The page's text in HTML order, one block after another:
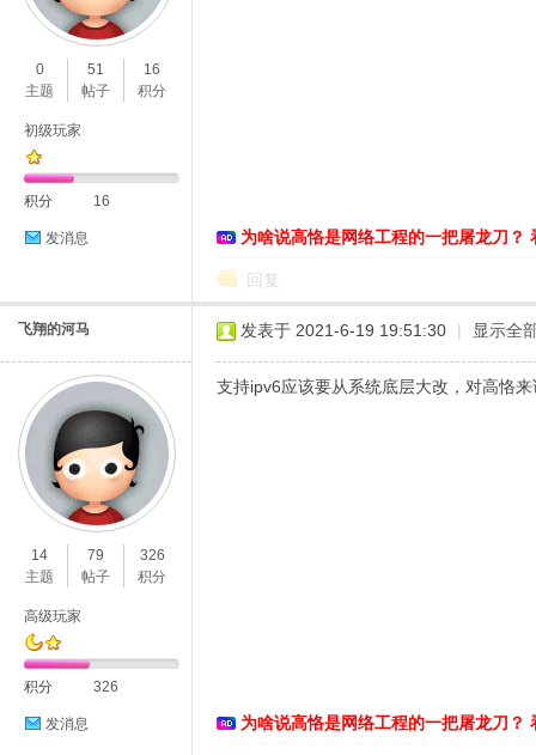
网
0
主题
51
帖子
16
积分
初级玩家
积分 16
发消息 为啥说高恪是网络工程的一把屠龙刀？
回复
飞翔的河马
14
主题
79
帖子
326
积分
高级玩家
积分 326
发消息
发表于 2021-6-19 19:51:30 | 显示全
支持ipv6应该要从系统底层大改，对高恪
为啥说高恪是网络工程的一把屠龙刀？